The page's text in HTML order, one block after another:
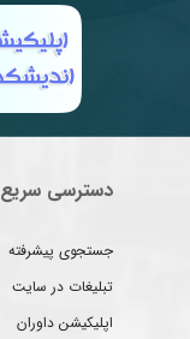
دسترسی سریع
جستجوی پیشرفته
تبلیغات در سایت
اپلیکیشن داوران